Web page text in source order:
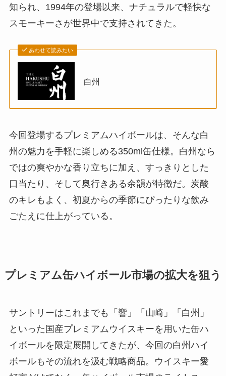
知られ、1994年の登場以来、ナチュラルで軽快な
スモーキーさが世界中で支持されてきた。
あわせて読みたい
白州
今回登場するプレミアムハイボールは、そんな白
州の魅力を手軽に楽しめる350ml缶仕様。白州なら
ではの爽やかな香り立ちに加え、すっきりとした
口当たり、そして奥行きある余韻が特徴だ。炭酸
のキレもよく、初夏からの季節にぴったりな飲み
ごたえに仕上がっている。
プレミアム缶ハイボール市場の拡大を狙う
サントリーはこれまでも「響」「山崎」「白州」
といった国産プレミアムウイスキーを用いた缶ハ
イボールを限定展開してきたが、今回の白州ハイ
ボールもその流れを汲む戦略商品。ウイスキー愛